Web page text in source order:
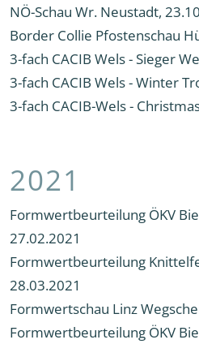
NÖ-Schau Wr. Neustadt,
Border Collie Pfostenschau
3-fach CACIB Wels - Sieger
3-fach CACIB Wels - Winter
3-fach CACIB-Wels -
2021
Formwertbeurteilung ÖKV
27.02.2021
Formwertbeurteilung
28.03.2021
Formwertschau Linz
Formwertbeurteilung ÖKV